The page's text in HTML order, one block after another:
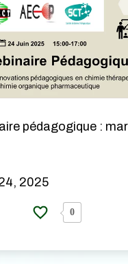
pédagogique :
2025
0